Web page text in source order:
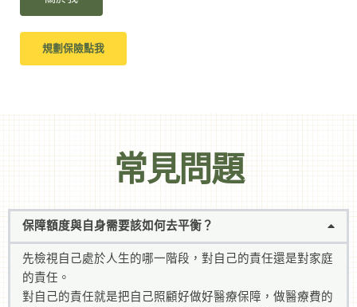
規劃保險點我
常見問題
保障額度與自身需要該如何去平衡？
先檢視自己處於人生的哪一階段，對自己的責任還是對家庭
的責任。
對自己的責任就是把自己照顧好做好醫療保障，做醫療費的